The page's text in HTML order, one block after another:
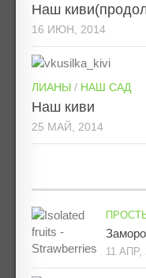
Наш
16 ИЮН, 2014
ЛИАНЫ / НАШ САД
Наш киви
25 МАЙ, 2014
11 АПР,